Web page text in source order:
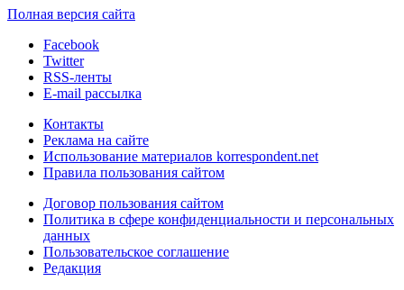
Полная версия сайта
Facebook
Twitter
RSS-ленты
E-mail рассылка
Контакты
Реклама на сайте
Использование материалов korrespondent.net
Правила пользования сайтом
Договор пользования сайтом
Политика в сфере конфиденциальности и персональных
данных
Пользовательское соглашение
Редакция